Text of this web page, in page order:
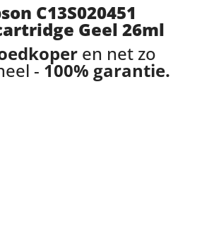
C13S020451
Geel 26ml
en net zo
- 100% garantie.